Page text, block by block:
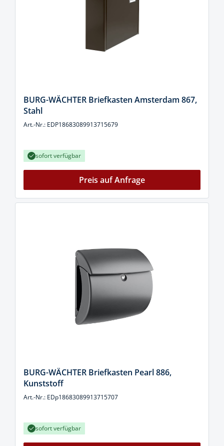
BURG-WÄCHTER Briefkasten Amsterdam 867,
Stahl
Art.-Nr.: EDP18683089913715679
sofort verfügbar
Preis auf Anfrage
BURG-WÄCHTER Briefkasten Pearl 886,
Kunststoff
Art.-Nr.: EDp18683089913715707
sofort verfügbar